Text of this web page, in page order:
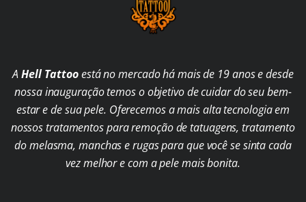
AHell Tattooestá no mercado há mais de 19 anos e desde
nossa inauguração temos o objetivo de cuidar do seu bem-
estar e de sua pele. Oferecemos a mais alta tecnologia em
nossos tratamentos para remoção de tatuagens, tratamento
do melasma, manchas e rugas para que você se sinta cada
vez melhor e com a pele mais bonita.